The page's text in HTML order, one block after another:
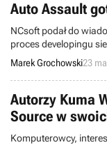
Auto Assault
NCsoft podał do
proces developingu
data premiery
nie sprecyzował
Polsce.
Marek Grochowski23
Autorzy Kuma
Source w
Komputerowcy,